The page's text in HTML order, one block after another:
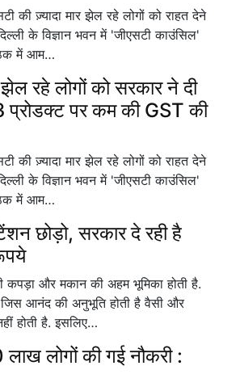
की ज़्यादा मार झेल रहे लोगों को राहत देने
के विज्ञान भवन में 'जीएसटी काउंसिल'
में आम…
रहे लोगों को सरकार ने दी
प्रोडक्ट पर कम की GST की
की ज़्यादा मार झेल रहे लोगों को राहत देने
के विज्ञान भवन में 'जीएसटी काउंसिल'
में आम…
छोड़ो, सरकार दे रही है
कपड़ा और मकान की अहम भूमिका होती है.
आनंद की अनुभूति होती है वैसी और
होती है. इसलिए…
लोगों की गई नौकरी :